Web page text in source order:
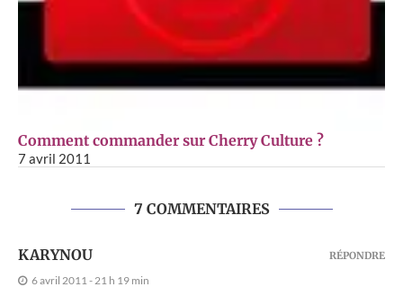
Comment commander sur Cherry Culture ?
7 avril 2011
7 COMMENTAIRES
KARYNOU
6 avril 2011 - 21 h 19 min
RÉPONDRE